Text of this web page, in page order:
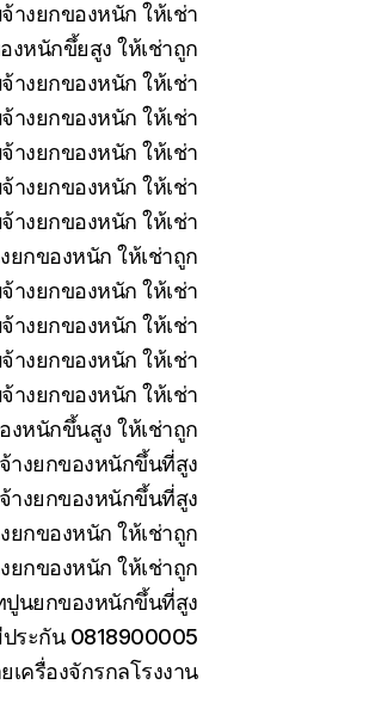
างยกของหนัก ให้เช่า
งหนักขึ้ยสูง ให้เช่าถูก
างยกของหนัก ให้เช่า
างยกของหนัก ให้เช่า
างยกของหนัก ให้เช่า
างยกของหนัก ให้เช่า
างยกของหนัก ให้เช่า
ยกของหนัก ให้เช่าถูก
างยกของหนัก ให้เช่า
างยกของหนัก ให้เช่า
างยกของหนัก ให้เช่า
างยกของหนัก ให้เช่า
งหนักขึ้นสูง ให้เช่าถูก
างยกของหนักขึ้นที่สูง
างยกของหนักขึ้นที่สูง
ยกของหนัก ให้เช่าถูก
ยกของหนัก ให้เช่าถูก
ปูนยกของหนักขึ้นที่สูง
ประกัน 0818900005
เครื่องจักรกลโรงงาน